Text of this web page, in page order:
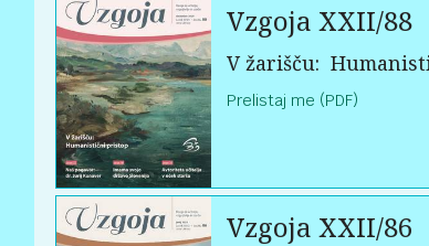
Vzgoja XXII/88
V žarišču:
Prelistaj me (PDF)
Vzgoja XXII/86